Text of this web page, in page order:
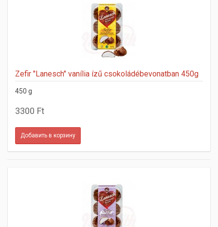
Zefir "Lanesch" vanília ízű csokoládébevonatban 450g
450 g
3300 Ft